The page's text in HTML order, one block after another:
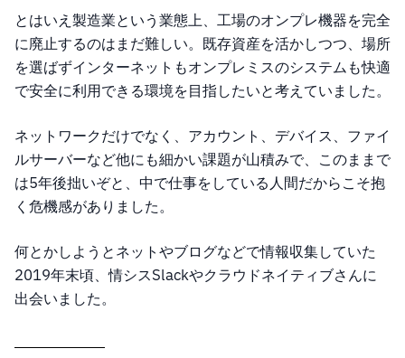
とはいえ製造業という業態上、工場のオンプレ機器を完全
に廃止するのはまだ難しい。既存資産を活かしつつ、場所
を選ばずインターネットもオンプレミスのシステムも快適
で安全に利用できる環境を目指したいと考えていました。
ネットワークだけでなく、アカウント、デバイス、ファイ
ルサーバーなど他にも細かい課題が山積みで、このままで
は5年後拙いぞと、中で仕事をしている人間だからこそ抱
く危機感がありました。
何とかしようとネットやブログなどで情報収集していた
2019年末頃、情シスSlackやクラウドネイティブさんに
出会いました。